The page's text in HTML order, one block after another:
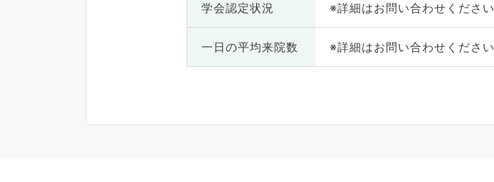
学会認定状況 ※詳細はお問い合わせください
一日の平均来院数 ※詳細はお問い合わせください